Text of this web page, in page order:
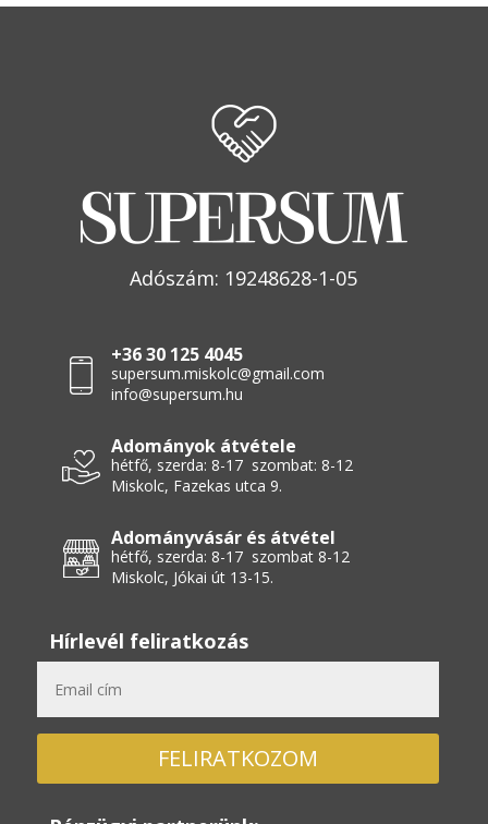
Adószám: 19248628-1-05
+36 30 125 4045
supersum.miskolc@gmail.com
info@supersum.hu
Adományok átvétele
hétfő, szerda: 8-17 szombat: 8-12
Miskolc, Fazekas utca 9.
Adományvásár és átvétel
hétfő, szerda: 8-17 szombat 8-12
Miskolc, Jókai út 13-15.
Hírlevél feliratkozás
FELIRATKOZOM